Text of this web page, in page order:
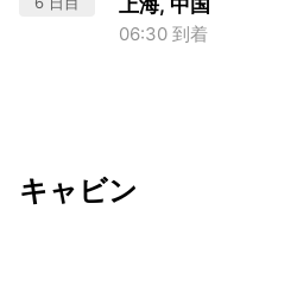
上海, 中国
06:30 到着
キャビン